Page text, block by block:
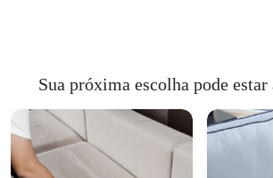
Sua próxima escolha pode